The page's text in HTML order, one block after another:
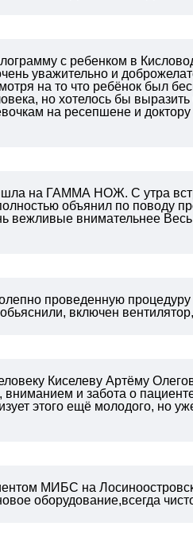
с ребенком в
уважительно и
на то что ребёнок был
но хотелось бы
на ресепшене и
на ГАММА НОЖ. С утра
объянил по поводу
вежливые внимательнее
проведенную
включен
Киселеву Артёму
и забота о
этого ещё молодого, но
МИБС на
оборудование,всегда